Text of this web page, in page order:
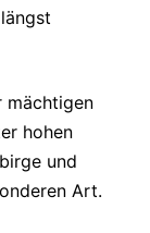
mächtigen
hohen
und
Art.